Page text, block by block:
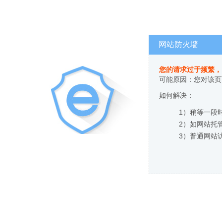
网站防火墙
您的请求过于频繁
可能原因：您对该
如何解决：
1）稍等一段
2）如网站托
3）普通网站